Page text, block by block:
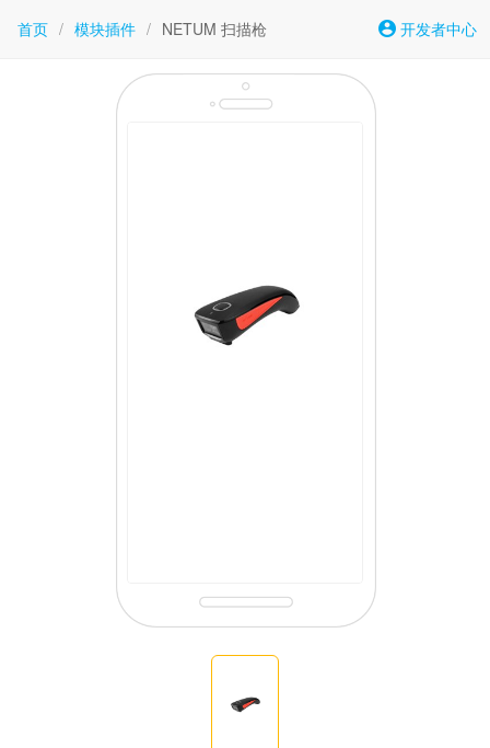
首页 / 模块插件 / NETUM 扫描枪 开发者中心